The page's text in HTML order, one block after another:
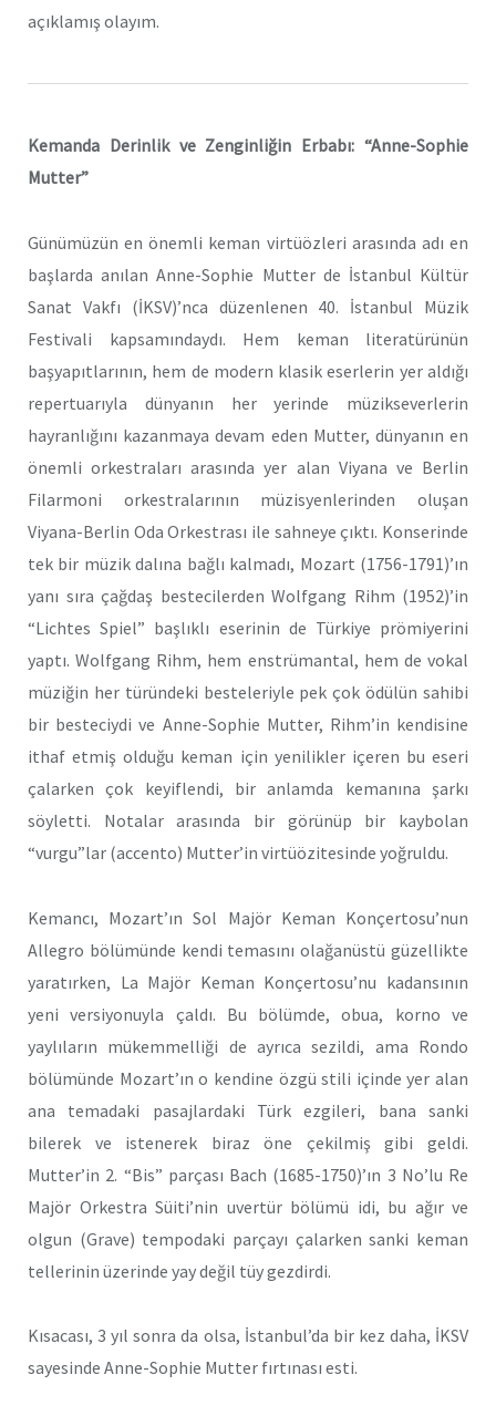
açıklamış olayım.
Kemanda Derinlik ve Zenginliğin Erbabı: “Anne-Sophie
Mutter”
Günümüzün en önemli keman virtüözleri arasında adı en
başlarda anılan Anne-Sophie Mutter de İstanbul Kültür
Sanat Vakfı (İKSV)’nca düzenlenen 40. İstanbul Müzik
Festivali kapsamındaydı. Hem keman literatürünün
başyapıtlarının, hem de modern klasik eserlerin yer aldığı
repertuarıyla dünyanın her yerinde müzikseverlerin
hayranlığını kazanmaya devam eden Mutter, dünyanın en
önemli orkestraları arasında yer alan Viyana ve Berlin
Filarmoni orkestralarının müzisyenlerinden oluşan
Viyana-Berlin Oda Orkestrası ile sahneye çıktı. Konserinde
tek bir müzik dalına bağlı kalmadı, Mozart (1756-1791)’ın
yanı sıra çağdaş bestecilerden Wolfgang Rihm (1952)’in
“Lichtes Spiel” başlıklı eserinin de Türkiye prömiyerini
yaptı. Wolfgang Rihm, hem enstrümantal, hem de vokal
müziğin her türündeki besteleriyle pek çok ödülün sahibi
bir besteciydi ve Anne-Sophie Mutter, Rihm’in kendisine
ithaf etmiş olduğu keman için yenilikler içeren bu eseri
çalarken çok keyiflendi, bir anlamda kemanına şarkı
söyletti. Notalar arasında bir görünüp bir kaybolan
“vurgu”lar (accento) Mutter’in virtüözitesinde yoğruldu.
Kemancı, Mozart’ın Sol Majör Keman Konçertosu’nun
Allegro bölümünde kendi temasını olağanüstü güzellikte
yaratırken, La Majör Keman Konçertosu’nu kadansının
yeni versiyonuyla çaldı. Bu bölümde, obua, korno ve
yaylıların mükemmelliği de ayrıca sezildi, ama Rondo
bölümünde Mozart’ın o kendine özgü stili içinde yer alan
ana temadaki pasajlardaki Türk ezgileri, bana sanki
bilerek ve istenerek biraz öne çekilmiş gibi geldi.
Mutter’in 2. “Bis” parçası Bach (1685-1750)’ın 3 No’lu Re
Majör Orkestra Süiti’nin uvertür bölümü idi, bu ağır ve
olgun (Grave) tempodaki parçayı çalarken sanki keman
tellerinin üzerinde yay değil tüy gezdirdi.
Kısacası, 3 yıl sonra da olsa, İstanbul’da bir kez daha, İKSV
sayesinde Anne-Sophie Mutter fırtınası esti.